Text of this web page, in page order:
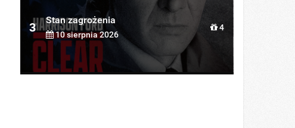
3
Stan zagrożenia
10 sierpnia 2026
4